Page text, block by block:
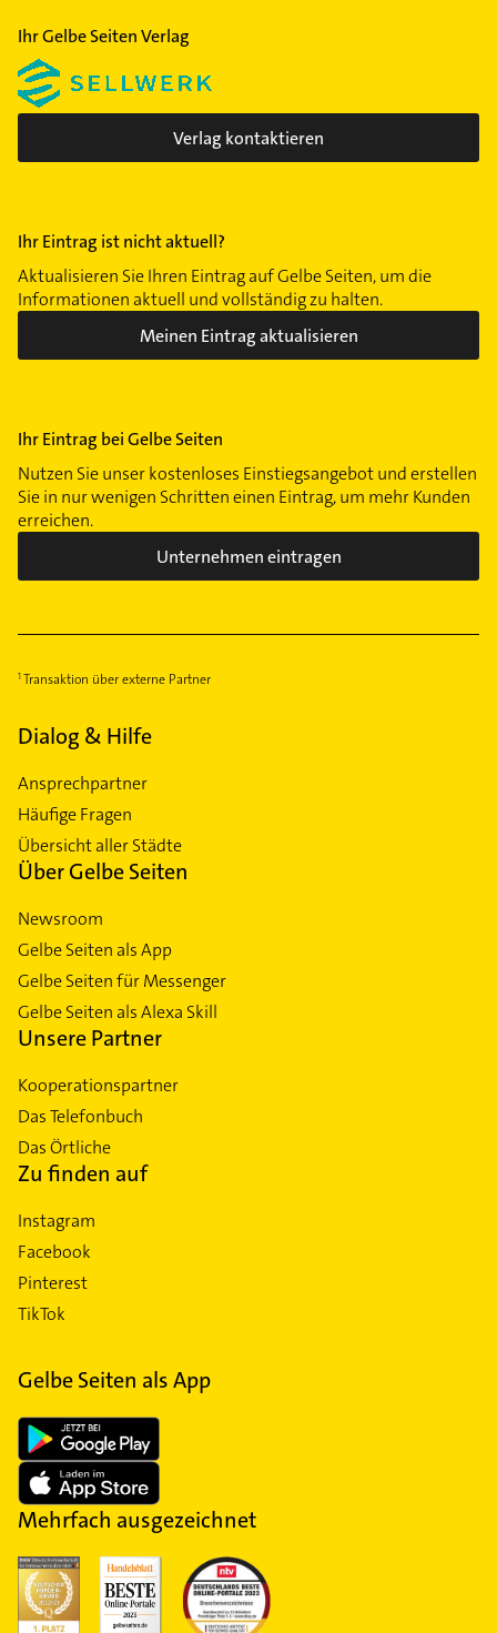
Ihr Gelbe Seiten Verlag
Verlag kontaktieren
Ihr Eintrag ist nicht aktuell?
Aktualisieren Sie Ihren Eintrag auf Gelbe Seiten, um die
Informationen aktuell und vollständig zu halten.
Meinen Eintrag aktualisieren
Ihr Eintrag bei Gelbe Seiten
Nutzen Sie unser kostenloses Einstiegsangebot und erstellen
Sie in nur wenigen Schritten einen Eintrag, um mehr Kunden
erreichen.
Unternehmen eintragen
Transaktion über externe Partner
Dialog & Hilfe
Ansprechpartner
Häufige Fragen
Übersicht aller Städte
Über Gelbe Seiten
Newsroom
Gelbe Seiten als App
Gelbe Seiten für Messenger
Gelbe Seiten als Alexa Skill
Unsere Partner
Kooperationspartner
Das Telefonbuch
Das Örtliche
Zu finden auf
Instagram
Facebook
Pinterest
TikTok
Gelbe Seiten als App
Mehrfach ausgezeichnet